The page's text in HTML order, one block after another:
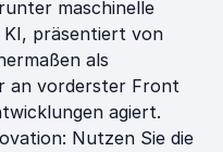
maschinelle
präsentiert von
als
an vorderster Front
agiert.
Nutzen Sie die